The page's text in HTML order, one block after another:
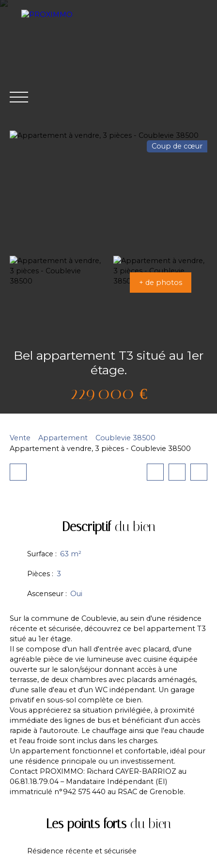
GESTION
Coup de cœur
+ de photos
Bel appartement T3 situé au 1er
étage.
229 000 €
Vente Appartement
Coublevie 38500
Appartement à vendre, 3 pièces - Coublevie 38500
Descriptifdu bien
Surface : 63 m²
Pièces : 3
Ascenseur : Oui
Sur la commune de Coublevie, au sein d'une résidence
récente et sécurisée, découvrez ce bel appartement T3
situé au 1er étage.
Il se compose d'un hall d'entrée avec placard, d'une
agréable pièce de vie lumineuse avec cuisine équipée
ouverte sur le salon/séjour donnant accès à une
terrasse, de deux chambres avec placards aménagés,
d'une salle d'eau et d'un WC indépendant. Un garage
privatif en sous-sol complète ce bien.
Vous apprécierez sa situation privilégiée, à proximité
immédiate des lignes de bus et bénéficiant d'un accès
rapide à l'autoroute. Le chauffage ainsi que l'eau chaude
et l'eau froide sont inclus dans les charges.
Un appartement fonctionnel et confortable, idéal pour
une résidence principale ou un investissement.
Contact PROXIMMO: Richard CAYER-BARRIOZ au
06.81.18.79.04 – Mandataire Indépendant (EI)
immatriculé n°942 575 440 au RSAC de Grenoble.
Les points forts du bien
Résidence récente et sécurisée